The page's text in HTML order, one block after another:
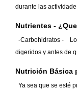
durante las
Nutrientes -
-Carbohidratos -
digeridos y antes de
Nutrición Básica
Ya sea que se esté